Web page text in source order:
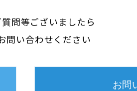
問等ございましたら
問い合わせください
お問